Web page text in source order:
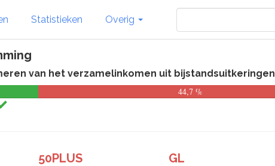
Statistieken Overig
van het verzamelinkomen uit bijstandsuitkeringen
44,7 %
50PLUS
GL